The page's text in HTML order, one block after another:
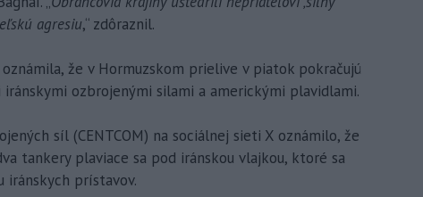
agresiu,“ zdôraznil.
že v Hormuzskom prielive v piatok pokračujú
iránskymi ozbrojenými silami a americkými plavidlami.
síl (CENTCOM) na sociálnej sieti X oznámilo, že
tankery plaviace sa pod iránskou vlajkou, ktoré sa
prístavov.